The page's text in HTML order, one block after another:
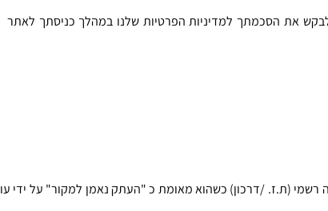
לבקש את הסכמתך למדיניות הפרטיות שלנו במהלך כניסתך לאתר
רשמי (ת.ז. /דרכון) כשהוא מאומת כ"העתק נאמן למקור" על ידי עו